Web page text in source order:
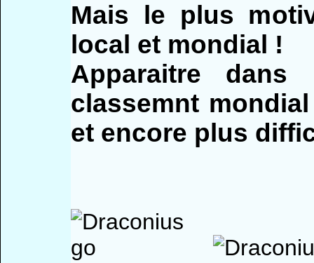
Mais le plus
local et mondial !
Apparaitre
classemnt
et encore plus